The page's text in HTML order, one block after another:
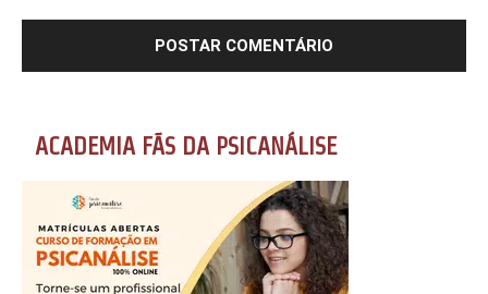
ACADEMIA FÃS DA PSICANÁLISE